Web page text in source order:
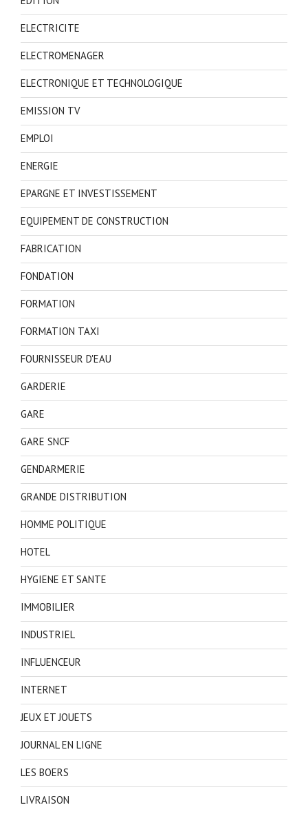
ELECTRICITE
ELECTROMENAGER
ELECTRONIQUE ET TECHNOLOGIQUE
EMISSION TV
EMPLOI
ENERGIE
EPARGNE ET INVESTISSEMENT
EQUIPEMENT DE CONSTRUCTION
FABRICATION
FONDATION
FORMATION
FORMATION TAXI
FOURNISSEUR D'EAU
GARDERIE
GARE
GARE SNCF
GENDARMERIE
GRANDE DISTRIBUTION
HOMME POLITIQUE
HOTEL
HYGIENE ET SANTE
IMMOBILIER
INDUSTRIEL
INFLUENCEUR
INTERNET
JEUX ET JOUETS
JOURNAL EN LIGNE
LES BOERS
LIVRAISON